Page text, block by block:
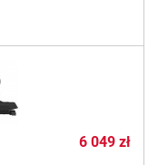
6 049 zł